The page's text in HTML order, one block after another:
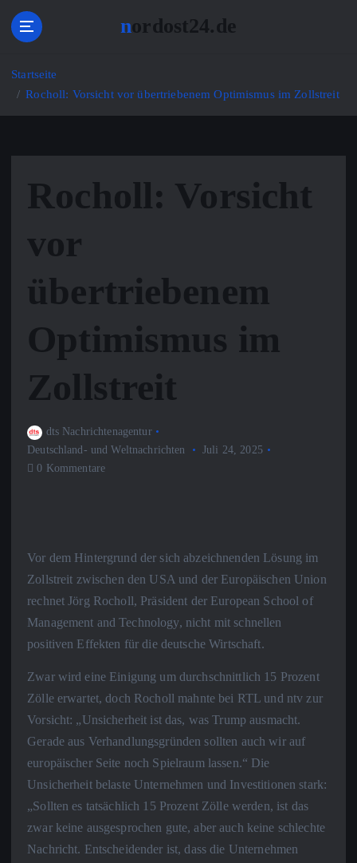
a
nordost24.de
Startseite
Rocholl: Vorsicht vor übertriebenem Optimismus im Zollstreit
Rocholl: Vorsicht
vor
übertriebenem
Optimismus im
Zollstreit
dts Nachrichtenagentur
Deutschland- und Weltnachrichten
Juli 24, 2025
0 Kommentare
Vor dem Hintergrund der sich abzeichnenden Lösung im
Zollstreit zwischen den USA und der Europäischen Union
rechnet Jörg Rocholl, Präsident der European School of
Management and Technology, nicht mit schnellen
positiven Effekten für die deutsche Wirtschaft.
Zwar wird eine Einigung um durchschnittlich 15 Prozent
Zölle erwartet, doch Rocholl mahnte bei RTL und ntv zur
Vorsicht: „Unsicherheit ist das, was Trump ausmacht.
Gerade aus Verhandlungsgründen sollten auch wir auf
europäischer Seite noch Spielraum lassen.“ Die
Unsicherheit belaste Unternehmen und Investitionen stark:
„Sollten es tatsächlich 15 Prozent Zölle werden, ist das
zwar keine ausgesprochen gute, aber auch keine schlechte
Nachricht. Entscheidender ist, dass die Unternehmen